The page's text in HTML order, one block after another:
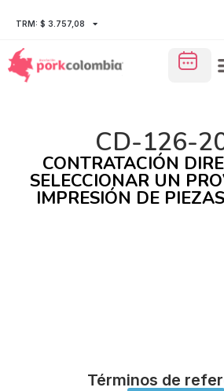
TRM: $ 3.757,08
CD-126-
CONTRATACIÓN
SELECCIONAR UN
IMPRESIÓN DE
Términos de